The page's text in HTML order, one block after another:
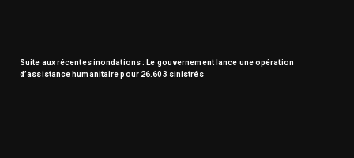
Suite aux récentes inondations : Le gouvernement lance une opération
d’assistance humanitaire pour 26.603 sinistrés